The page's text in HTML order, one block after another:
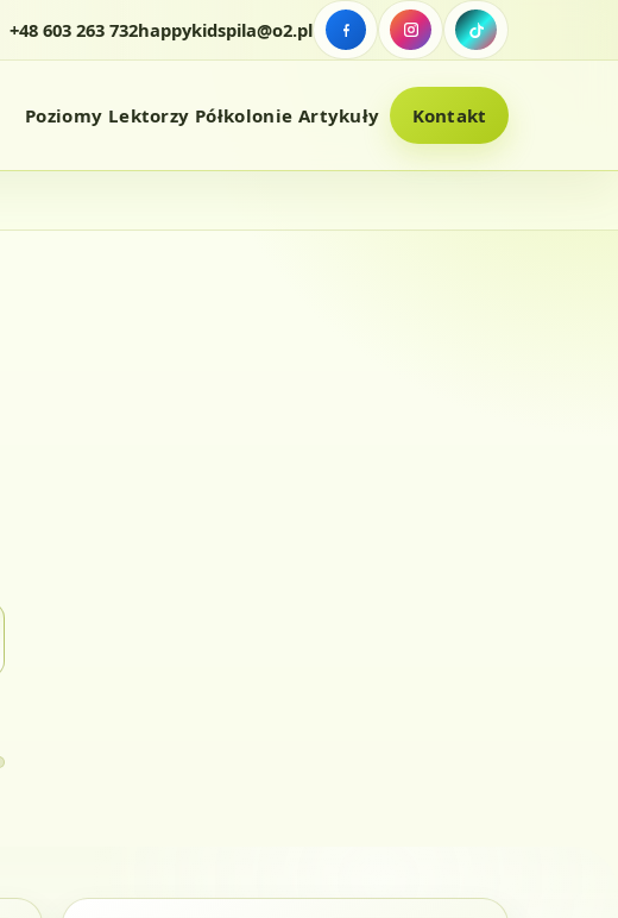
+48 603 263 732happykidspila@o2.pl
Poziomy Lektorzy Półkolonie Artykuły Kontakt